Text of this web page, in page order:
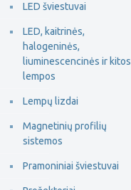
LED šviestuvai
LED, kaitrinės,
halogeninės,
liuminescencinės ir kitos
lempos
Lempų lizdai
Magnetinių profilių
sistemos
Pramoniniai šviestuvai